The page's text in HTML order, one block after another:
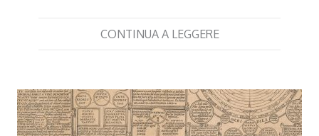
CONTINUA A LEGGERE